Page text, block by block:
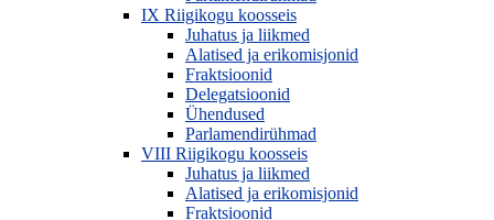
IX Riigikogu koosseis
Juhatus ja liikmed
Alatised ja erikomisjonid
Fraktsioonid
Delegatsioonid
Ühendused
Parlamendirühmad
VIII Riigikogu koosseis
Juhatus ja liikmed
Alatised ja erikomisjonid
Fraktsioonid